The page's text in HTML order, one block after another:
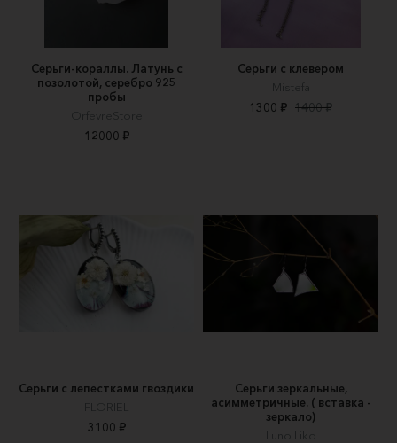
Серьги-кораллы. Латунь с
позолотой, серебро 925
пробы
OrfevreStore
12000 ₽
Серьги с клевером
Mistefa
1300 ₽ 1400 ₽
Серьги с лепестками гвоздики
FLORIEL
3100 ₽
Серьги зеркальные,
асимметричные. ( вставка -
зеркало)
Luno Liko